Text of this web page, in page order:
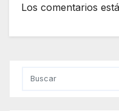
Los comentarios